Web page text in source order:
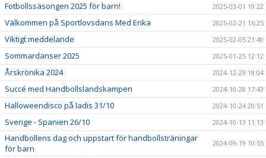
Fotbollssäsongen 2025 för barn! 2025-03-01 19:22
Välkommen på Sportlovsdans Med Erika 2025-02-21 16:25
Viktigt meddelande 2025-02-05 21:40
Sommardanser 2025 2025-01-25 12:12
Årskrönika 2024 2024-12-29 18:04
Succé med Handbollslandskampen 2024-10-28 17:43
Halloweendisco på ladis 31/10 2024-10-24 20:51
Sverige - Spanien 26/10 2024-10-13 11:13
Handbollens dag och uppstart för handbollsträningar
för barn
2024-09-19 10:55